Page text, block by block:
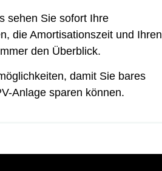
sehen Sie sofort Ihre
die Amortisationszeit und Ihren
den Überblick.
damit Sie bares
Anlage sparen können.